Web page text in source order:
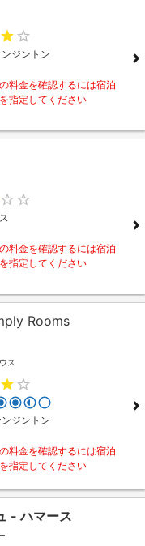
ジントン
料金を確認するには宿泊
指定してください
料金を確認するには宿泊
指定してください
Rooms
ス
ジントン
料金を確認するには宿泊
指定してください
- ハマース